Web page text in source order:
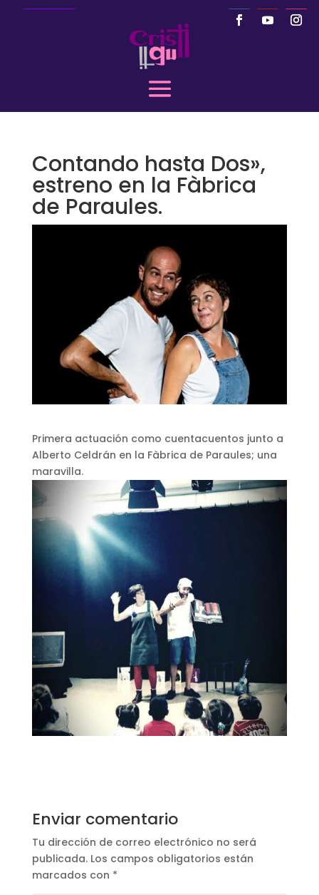
Contando hasta Dos»,
estreno en la Fàbrica
de Paraules.
Primera actuación como cuentacuentos junto a
Alberto Celdrán en la Fàbrica de Paraules; una
maravilla.
Enviar comentario
Tu dirección de correo electrónico no será
publicada. Los campos obligatorios están
marcados con *